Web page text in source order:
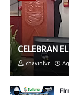
CELEBRAN
chavinlvr